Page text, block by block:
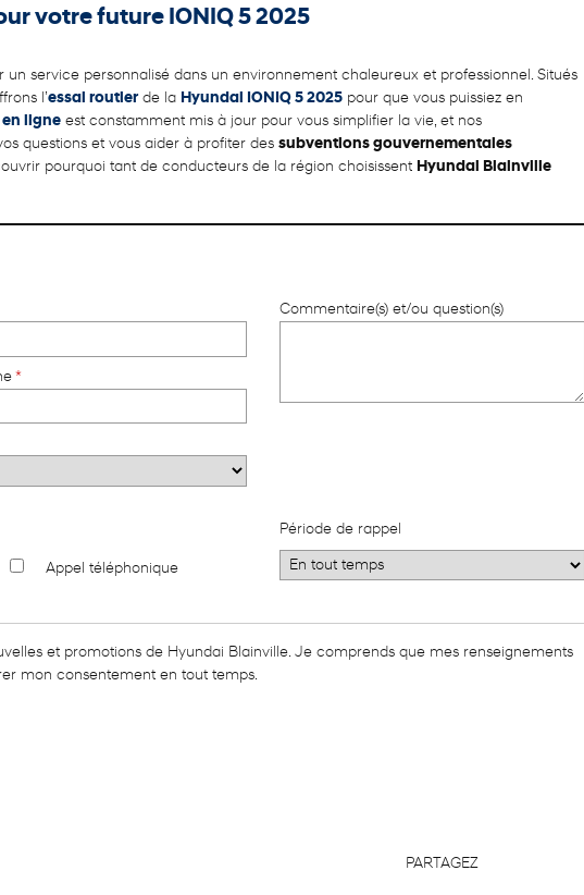
votre future IONIQ 5 2025
un service personnalisé dans un environnement chaleureux et professionnel. Situés
l’essai routierde la Hyundai IONIQ 5 2025 pour que vous puissiez en
ligne est constamment mis à jour pour vous simplifier la vie, et nos
questions et vous aider à profiter des subventions gouvernementales
pourquoi tant de conducteurs de la région choisissent Hyundai Blainville
*
Commentaire(s) et/ou question(s)
Appel téléphonique
Période de rappel
et promotions de Hyundai Blainville. Je comprends que mes renseignements
mon consentement en tout temps.
PARTAGEZ